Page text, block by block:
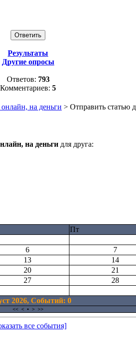
Результаты
Другие опросы
Ответов: 793
Комментариев: 5
на деньги > Отправить статью
на деньги для друга:
Пт
6 7
13 14
20 21
27 28
2026, Cобытий: 0
<< < • > >>
все события]